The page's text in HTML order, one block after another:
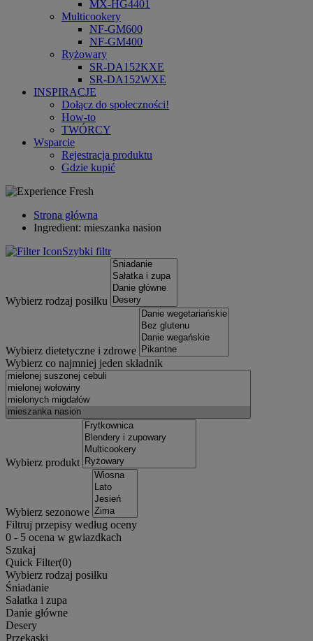
MX-HG4401
Multicookery
NF-GM600
NF-GM400
Ryżowary
SR-DA152KXE
SR-DA152WXE
INSPIRACJE
Dołącz do społeczności!
How-to
TWÓRCY
Wsparcie
Rejestracja produktu
Gdzie kupić
Strona główna
Ingredient: mieszanka nasion
Szybki filtr
Wybierz rodzaj posiłku
Wybierz dietetyczne i zdrowe
Wybierz co najmniej jeden składnik
Wybierz produkt
Wybierz sezonowe
Filtruj przepisy według oceny
0 - 5 ocena w gwiazdkach
Szukaj
Quick Filter(0)
Wybierz rodzaj posiłku
Śniadanie
Sałatka i zupa
Danie główne
Desery
Przekąski